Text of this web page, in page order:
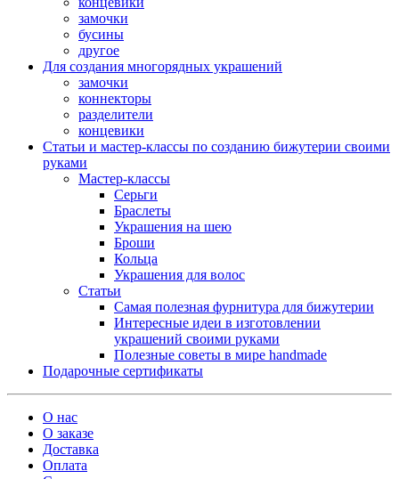
замочки
бусины
другое
Для создания многорядных украшений
замочки
коннекторы
разделители
концевики
Статьи и мастер-классы по созданию бижутерии своими
руками
Мастер-классы
Серьги
Браслеты
Украшения на шею
Броши
Кольца
Украшения для волос
Статьи
Самая полезная фурнитура для бижутерии
Интересные идеи в изготовлении
украшений своими руками
Полезные советы в мире handmade
Подарочные сертификаты
О нас
О заказе
Доставка
Оплата